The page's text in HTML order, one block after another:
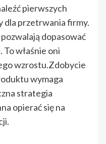
pierwszych
dla przetrwania firmy.
dopasować
właśnie oni
wzrostu.Zdobycie
wymaga
strategia
opierać się na